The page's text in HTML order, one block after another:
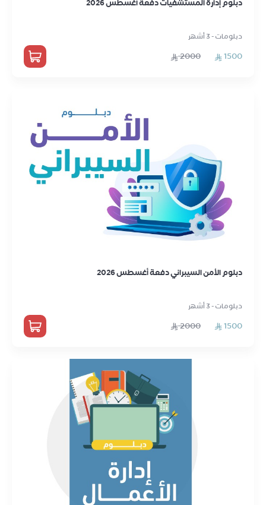
دبلوم إدارة المستشفيات دفعة أغسطس 2026
دبلومات - 3 أشهر
1500
2000
دبلوم الأمن السيبراني دفعة أغسطس 2026
دبلومات - 3 أشهر
1500
2000